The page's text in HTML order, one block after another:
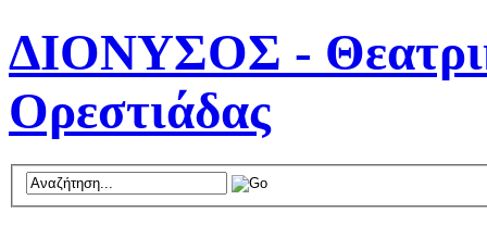
ΔΙΟΝΥΣΟΣ -
Ορεστιάδας